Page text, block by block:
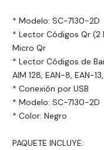
* Modelo: SC-7130-2D
* Lector Códigos Qr (2
Micro Qr
* Lector Códigos de
AIM 128, EAN-8, EAN-
* Conexión por USB
* Modelo: SC-7130-2D
* Color: Negro
PAQUETE INCLUYE: